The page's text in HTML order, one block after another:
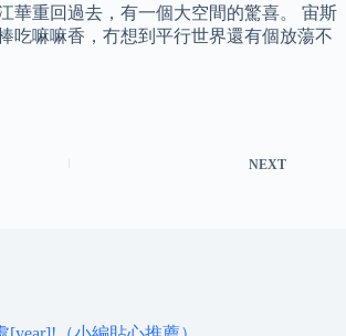
華重回過去，有一個大空間的驚喜。 宙斯
吃嘛嘛香，冇想到平行世界還有個放蕩不
NEXT